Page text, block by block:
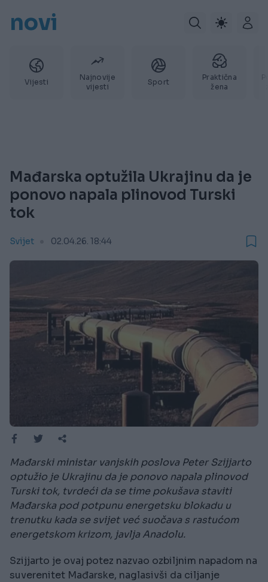
novi
Vijesti
Najnovije
vijesti
Sport
Praktična
žena
Mađarska optužila Ukrajinu da je
ponovo napala plinovod Turski
tok
Svijet 02.04.26. 18:44
Mađarski ministar vanjskih poslova Peter Szijjarto
optužio je Ukrajinu da je ponovo napala plinovod
Turski tok, tvrdeći da se time pokušava staviti
Mađarska pod potpunu energetsku blokadu u
trenutku kada se svijet već suočava s rastućom
energetskom krizom, javlja Anadolu.
Szijjarto je ovaj potez nazvao ozbiljnim napadom na
suverenitet Mađarske, naglasivši da ciljanje